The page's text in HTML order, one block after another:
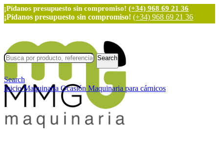
¡Pídanos presupuesto sin compromiso! (+34) 968 69 21 36
¡Pídanos presupuesto sin compromiso! (+34) 968 69 21 36
Search
Search
InicioMaquinaria Ocasión Maquinaria para cárnicos